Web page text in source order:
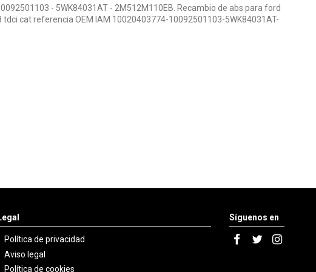
- 5WK84031AT - 2M512M110EB. Recambio de abs para ford
tdci cat referencia OEM IAM 10020403774-10092501103-5WK84031AT-
Política de privacidad
Aviso legal
Política de cookies
Síguenos en